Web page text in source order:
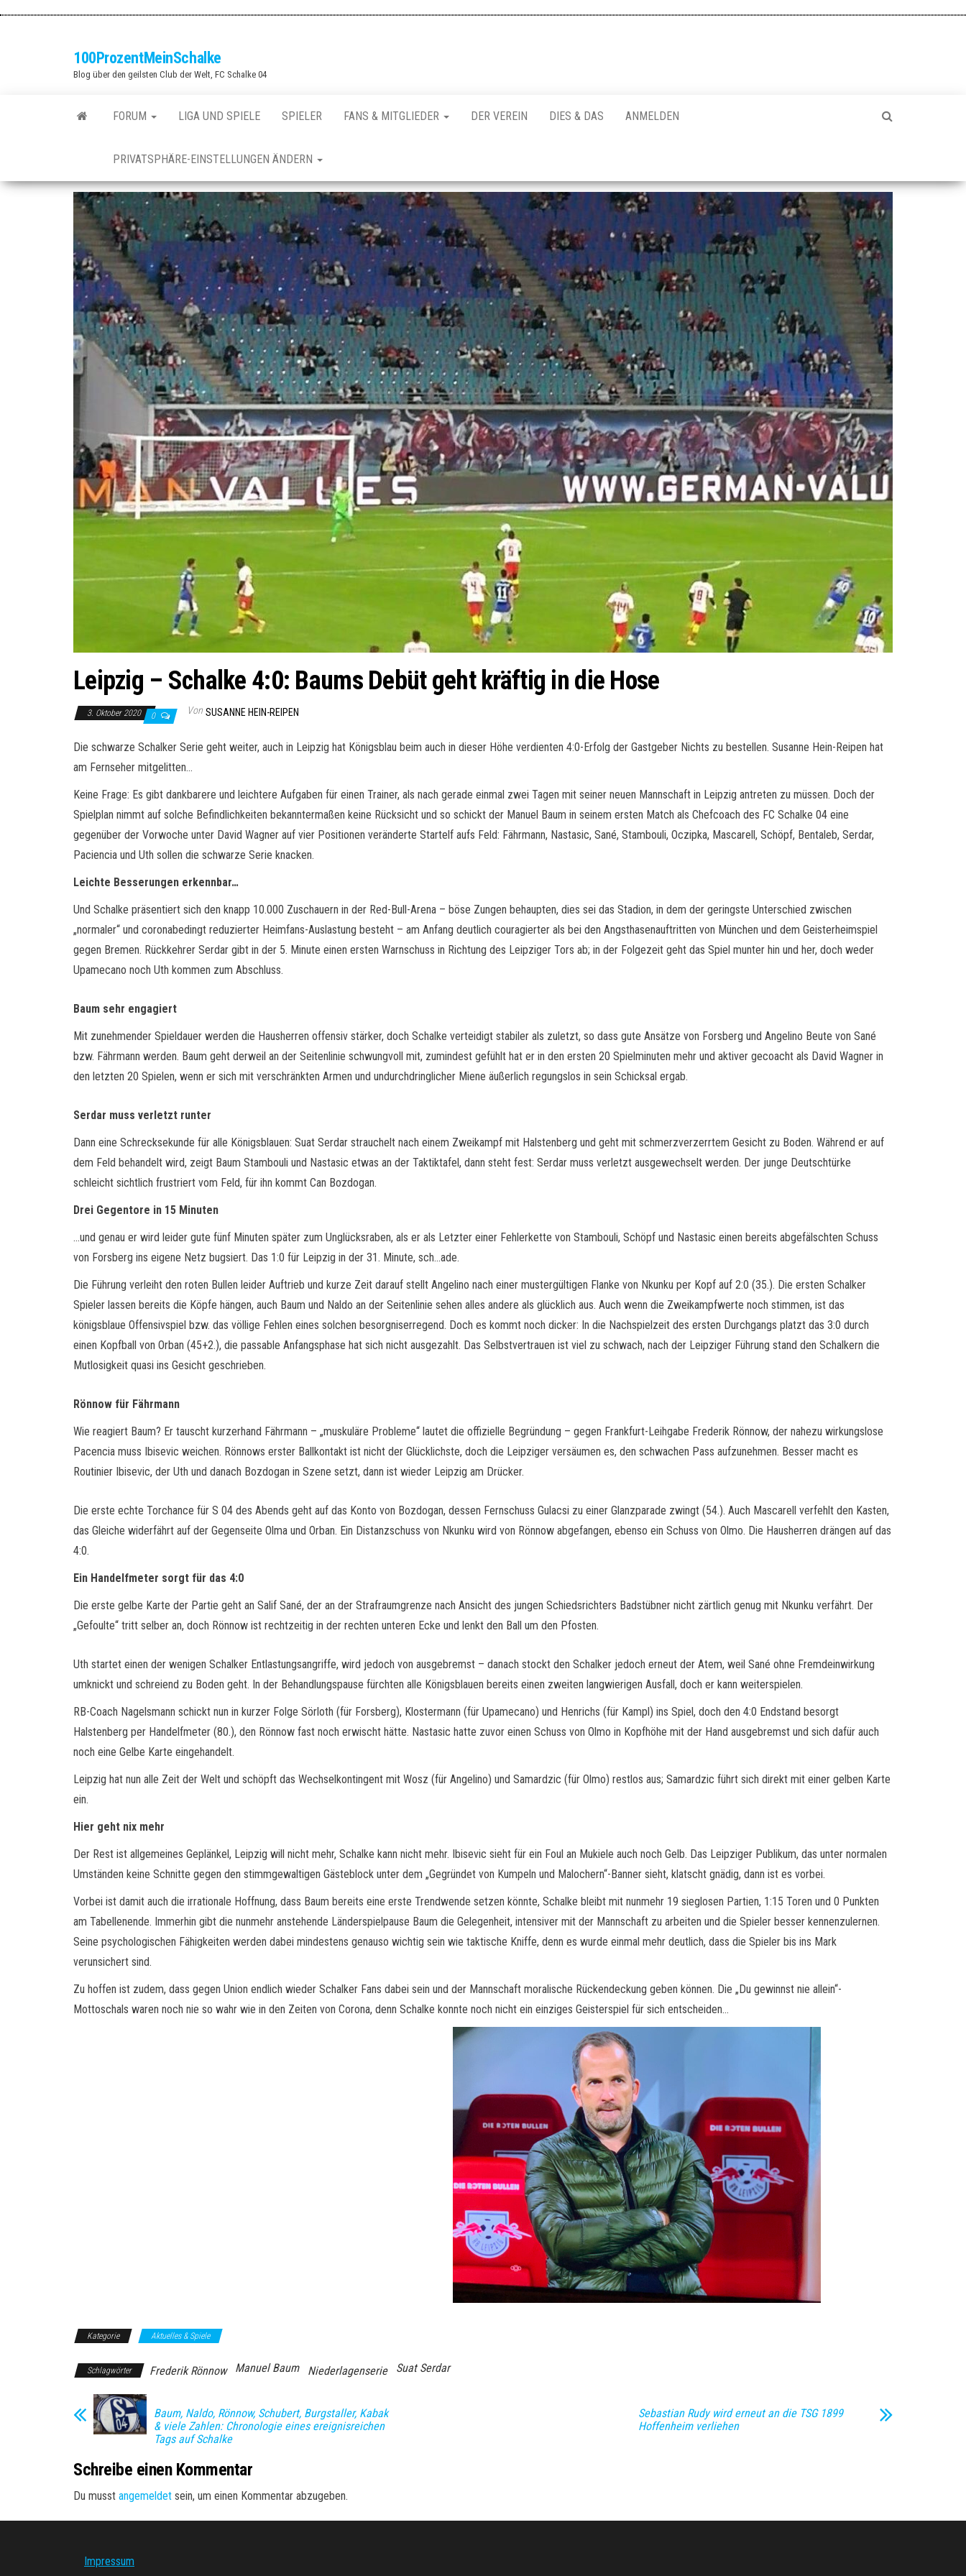
100ProzentMeinSchalke
Blog über den geilsten Club der Welt, FC Schalke 04
FORUM LIGA UND SPIELE SPIELER FANS & MITGLIEDER DER VEREIN DIES & DAS ANMELDEN
PRIVATSPHÄRE-EINSTELLUNGEN ÄNDERN
Leipzig – Schalke 4:0: Baums Debüt geht kräftig in die Hose
3. Oktober 2020 0 Von SUSANNE HEIN-REIPEN
Die schwarze Schalker Serie geht weiter, auch in Leipzig hat Königsblau beim auch in dieser Höhe verdienten 4:0-Erfolg der Gastgeber Nichts zu bestellen. Susanne Hein-Reipen hat
am Fernseher mitgelitten…
Keine Frage: Es gibt dankbarere und leichtere Aufgaben für einen Trainer, als nach gerade einmal zwei Tagen mit seiner neuen Mannschaft in Leipzig antreten zu müssen. Doch der
Spielplan nimmt auf solche Befindlichkeiten bekanntermaßen keine Rücksicht und so schickt der Manuel Baum in seinem ersten Match als Chefcoach des FC Schalke 04 eine
gegenüber der Vorwoche unter David Wagner auf vier Positionen veränderte Startelf aufs Feld: Fährmann, Nastasic, Sané, Stambouli, Oczipka, Mascarell, Schöpf, Bentaleb, Serdar,
Paciencia und Uth sollen die schwarze Serie knacken.
Leichte Besserungen erkennbar…
Und Schalke präsentiert sich den knapp 10.000 Zuschauern in der Red-Bull-Arena – böse Zungen behaupten, dies sei das Stadion, in dem der geringste Unterschied zwischen
„normaler“ und coronabedingt reduzierter Heimfans-Auslastung besteht – am Anfang deutlich couragierter als bei den Angsthasenauftritten von München und dem Geisterheimspiel
gegen Bremen. Rückkehrer Serdar gibt in der 5. Minute einen ersten Warnschuss in Richtung des Leipziger Tors ab; in der Folgezeit geht das Spiel munter hin und her, doch weder
Upamecano noch Uth kommen zum Abschluss.
Baum sehr engagiert
Mit zunehmender Spieldauer werden die Hausherren offensiv stärker, doch Schalke verteidigt stabiler als zuletzt, so dass gute Ansätze von Forsberg und Angelino Beute von Sané
bzw. Fährmann werden. Baum geht derweil an der Seitenlinie schwungvoll mit, zumindest gefühlt hat er in den ersten 20 Spielminuten mehr und aktiver gecoacht als David Wagner in
den letzten 20 Spielen, wenn er sich mit verschränkten Armen und undurchdringlicher Miene äußerlich regungslos in sein Schicksal ergab.
Serdar muss verletzt runter
Dann eine Schrecksekunde für alle Königsblauen: Suat Serdar strauchelt nach einem Zweikampf mit Halstenberg und geht mit schmerzverzerrtem Gesicht zu Boden. Während er auf
dem Feld behandelt wird, zeigt Baum Stambouli und Nastasic etwas an der Taktiktafel, dann steht fest: Serdar muss verletzt ausgewechselt werden. Der junge Deutschtürke
schleicht sichtlich frustriert vom Feld, für ihn kommt Can Bozdogan.
Drei Gegentore in 15 Minuten
…und genau er wird leider gute fünf Minuten später zum Unglücksraben, als er als Letzter einer Fehlerkette von Stambouli, Schöpf und Nastasic einen bereits abgefälschten Schuss
von Forsberg ins eigene Netz bugsiert. Das 1:0 für Leipzig in der 31. Minute, sch…ade.
Die Führung verleiht den roten Bullen leider Auftrieb und kurze Zeit darauf stellt Angelino nach einer mustergültigen Flanke von Nkunku per Kopf auf 2:0 (35.). Die ersten Schalker
Spieler lassen bereits die Köpfe hängen, auch Baum und Naldo an der Seitenlinie sehen alles andere als glücklich aus. Auch wenn die Zweikampfwerte noch stimmen, ist das
königsblaue Offensivspiel bzw. das völlige Fehlen eines solchen besorgniserregend. Doch es kommt noch dicker: In die Nachspielzeit des ersten Durchgangs platzt das 3:0 durch
einen Kopfball von Orban (45+2.), die passable Anfangsphase hat sich nicht ausgezahlt. Das Selbstvertrauen ist viel zu schwach, nach der Leipziger Führung stand den Schalkern die
Mutlosigkeit quasi ins Gesicht geschrieben.
Rönnow für Fährmann
Wie reagiert Baum? Er tauscht kurzerhand Fährmann – „muskuläre Probleme“ lautet die offizielle Begründung – gegen Frankfurt-Leihgabe Frederik Rönnow, der nahezu wirkungslose
Pacencia muss Ibisevic weichen. Rönnows erster Ballkontakt ist nicht der Glücklichste, doch die Leipziger versäumen es, den schwachen Pass aufzunehmen. Besser macht es
Routinier Ibisevic, der Uth und danach Bozdogan in Szene setzt, dann ist wieder Leipzig am Drücker.
Die erste echte Torchance für S 04 des Abends geht auf das Konto von Bozdogan, dessen Fernschuss Gulacsi zu einer Glanzparade zwingt (54.). Auch Mascarell verfehlt den Kasten,
das Gleiche widerfährt auf der Gegenseite Olma und Orban. Ein Distanzschuss von Nkunku wird von Rönnow abgefangen, ebenso ein Schuss von Olmo. Die Hausherren drängen auf das
4:0.
Ein Handelfmeter sorgt für das 4:0
Die erste gelbe Karte der Partie geht an Salif Sané, der an der Strafraumgrenze nach Ansicht des jungen Schiedsrichters Badstübner nicht zärtlich genug mit Nkunku verfährt. Der
„Gefoulte“ tritt selber an, doch Rönnow ist rechtzeitig in der rechten unteren Ecke und lenkt den Ball um den Pfosten.
Uth startet einen der wenigen Schalker Entlastungsangriffe, wird jedoch von ausgebremst – danach stockt den Schalker jedoch erneut der Atem, weil Sané ohne Fremdeinwirkung
umknickt und schreiend zu Boden geht. In der Behandlungspause fürchten alle Königsblauen bereits einen zweiten langwierigen Ausfall, doch er kann weiterspielen.
RB-Coach Nagelsmann schickt nun in kurzer Folge Sörloth (für Forsberg), Klostermann (für Upamecano) und Henrichs (für Kampl) ins Spiel, doch den 4:0 Endstand besorgt
Halstenberg per Handelfmeter (80.), den Rönnow fast noch erwischt hätte. Nastasic hatte zuvor einen Schuss von Olmo in Kopfhöhe mit der Hand ausgebremst und sich dafür auch
noch eine Gelbe Karte eingehandelt.
Leipzig hat nun alle Zeit der Welt und schöpft das Wechselkontingent mit Wosz (für Angelino) und Samardzic (für Olmo) restlos aus; Samardzic führt sich direkt mit einer gelben Karte
ein.
Hier geht nix mehr
Der Rest ist allgemeines Geplänkel, Leipzig will nicht mehr, Schalke kann nicht mehr. Ibisevic sieht für ein Foul an Mukiele auch noch Gelb. Das Leipziger Publikum, das unter normalen
Umständen keine Schnitte gegen den stimmgewaltigen Gästeblock unter dem „Gegründet von Kumpeln und Malochern“-Banner sieht, klatscht gnädig, dann ist es vorbei.
Vorbei ist damit auch die irrationale Hoffnung, dass Baum bereits eine erste Trendwende setzen könnte, Schalke bleibt mit nunmehr 19 sieglosen Partien, 1:15 Toren und 0 Punkten
am Tabellenende. Immerhin gibt die nunmehr anstehende Länderspielpause Baum die Gelegenheit, intensiver mit der Mannschaft zu arbeiten und die Spieler besser kennenzulernen.
Seine psychologischen Fähigkeiten werden dabei mindestens genauso wichtig sein wie taktische Kniffe, denn es wurde einmal mehr deutlich, dass die Spieler bis ins Mark
verunsichert sind.
Zu hoffen ist zudem, dass gegen Union endlich wieder Schalker Fans dabei sein und der Mannschaft moralische Rückendeckung geben können. Die „Du gewinnst nie allein“-
Mottoschals waren noch nie so wahr wie in den Zeiten von Corona, denn Schalke konnte noch nicht ein einziges Geisterspiel für sich entscheiden…
Kategorie Aktuelles & Spiele
Schlagwörter Frederik Rönnow Manuel Baum Niederlagenserie Suat Serdar
Baum, Naldo, Rönnow, Schubert, Burgstaller, Kabak
& viele Zahlen: Chronologie eines ereignisreichen
Tags auf Schalke
Sebastian Rudy wird erneut an die TSG 1899
Hoffenheim verliehen
Schreibe einen Kommentar
Du musst angemeldet sein, um einen Kommentar abzugeben.
Impressum